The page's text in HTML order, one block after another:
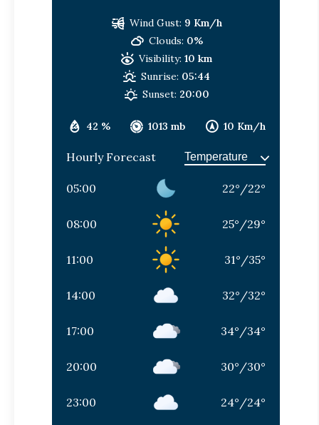
42 % 1013 mb 10 Km/h
Wind Gust: 9 Km/h
Clouds: 0%
Visibility: 10 km
Sunrise: 05:44
Sunset: 20:00
Hourly Forecast
05:00 22° /22°
08:00 25° /29°
11:00 31° /35°
14:00 32° /32°
17:00 34° /34°
20:00 30° /30°
23:00 24° /24°